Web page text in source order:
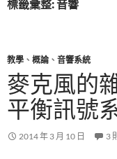
內標籤彙整: 音響
教學 、 概論 、 音響系統
麥克風的
平衡訊號
2014 年 3 月 10 日 3